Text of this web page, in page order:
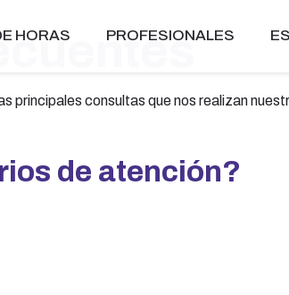
HORAS PROFESIONALES
principales consultas que nos realizan
de atención?